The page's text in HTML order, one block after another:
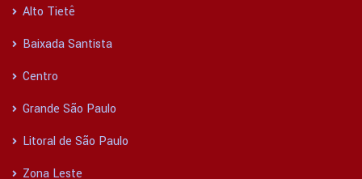
Alto Tietê
Baixada Santista
Centro
Grande São Paulo
Litoral de São Paulo
Zona Leste